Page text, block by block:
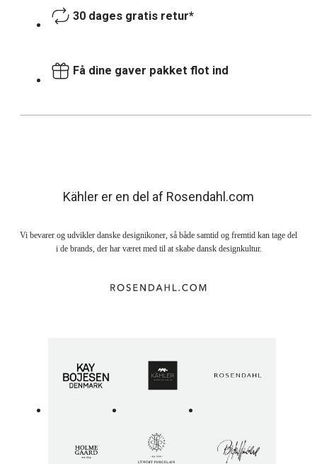
30 dages gratis retur*
Få dine gaver pakket flot ind
Kähler er en del af Rosendahl.com
Vi bevarer og udvikler danske designikoner, så både samtid og fremtid kan tage del
i de brands, der har været med til at skabe dansk designkultur.